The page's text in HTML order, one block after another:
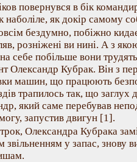
повернувся в бік
як докір самому
бездумно, побіжно
розніжені ви нині. А з
себе побільше вони
Олександр Кубрак. Він з
машин, що працюють
трапилось так, що заглух
який саме перебував
запустив двигун [1].
Олександра Кубрака
звільненням у запас, знову